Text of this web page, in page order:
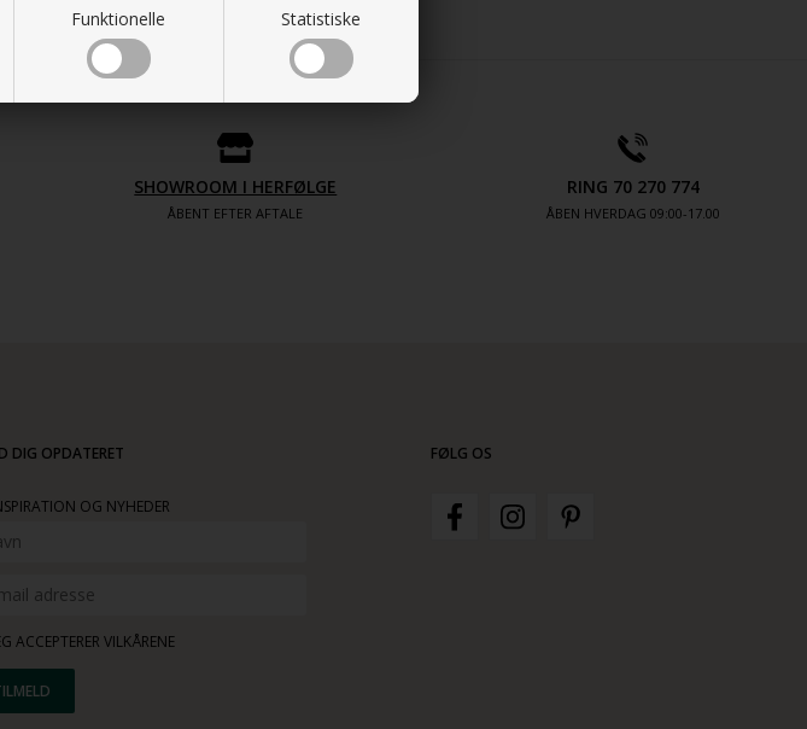
Funktionelle Statistiske
SHOWROOM I HERFØLGE
ÅBENT EFTER AFTALE
RING 70 270 774
ÅBEN HVERDAG 09:00-17.00
DIG OPDATERET
OG NYHEDER
ACCEPTERER VILKÅRENE
FØLG OS